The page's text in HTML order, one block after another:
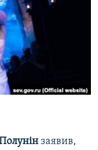
заявив,